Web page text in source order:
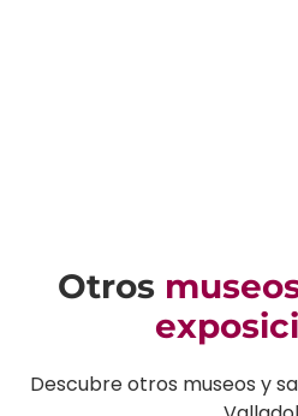
Otros
Descubre otros museos y